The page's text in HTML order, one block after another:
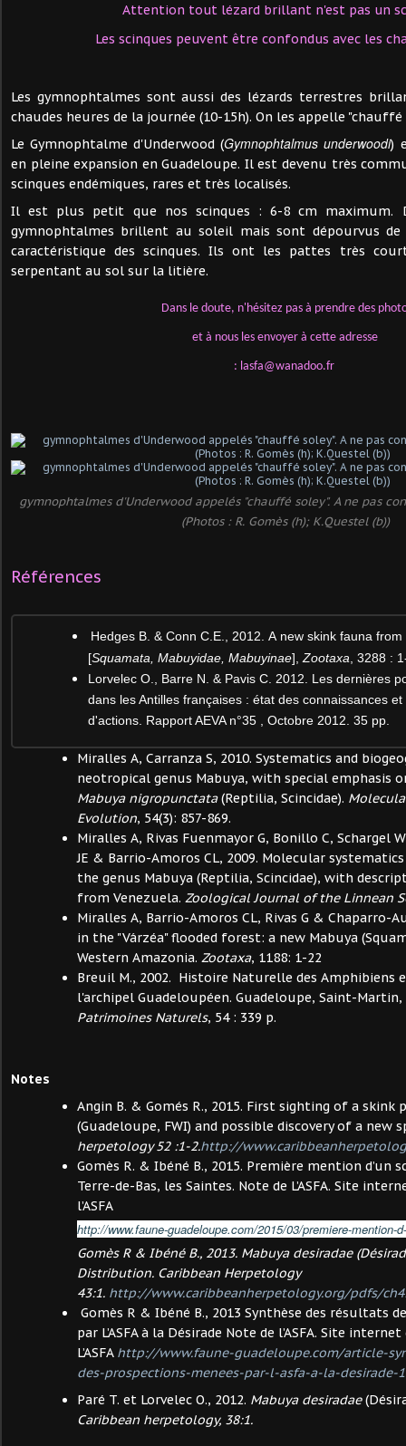
Attention tout lézard brillant n'est pas un
Les scinques peuvent être confondus avec les
Les gymnophtalmes sont aussi des lézards terrestres
chaudes heures de la journée (10-15h). On les appelle "chauffé
Le Gymnophtalme d'Underwood (Gymnophtalmus underwoodi)
en pleine expansion en Guadeloupe. Il est devenu très
scinques endémiques, rares et très localisés.
Il est plus petit que nos scinques : 6-8 cm maximum.
gymnophtalmes brillent au soleil mais sont dépourvus
caractéristique des scinques. Ils ont les pattes très
serpentant au sol sur la litière.
Dans le doute, n'hésitez pas à prendre des
et à nous les envoyer à cette adresse
: lasfa@wanadoo.fr
gymnophtalmes d'Underwood appelés "chauffé soley". A ne pas
(Photos : R. Gomès (h); K.Questel (b))
Références
Hedges B. & Conn C.E., 2012. A new skink fauna
[Squamata, Mabuyidae, Mabuyinae], Zootaxa , 3288 :
Lorvelec O., Barre N. & Pavis C. 2012. Les dernières
dans les Antilles françaises : état des connaissances
d'actions. Rapport AEVA n°35 , Octobre 2012. 35 pp.
Miralles A, Carranza S, 2010. Systematics and
neotropical genus Mabuya, with special emphasis
Mabuya nigropunctata(Reptilia, Scincidae).
Evolution, 54(3): 857-869.
Miralles A, Rivas Fuenmayor G, Bonillo C, Schargel
JE & Barrio-Amoros CL, 2009. Molecular
the genus Mabuya (Reptilia, Scincidae), with
from Venezuela. Zoological Journal of the Linnean
Miralles A, Barrio-Amoros CL, Rivas G & Chaparro-
in the "Várzéa" flooded forest: a new Mabuya
Western Amazonia. Zootaxa, 1188: 1-22
Breuil M., 2002. Histoire Naturelle des Amphibiens
l'archipel Guadeloupéen. Guadeloupe, Saint-
Patrimoines Naturels, 54 : 339 p.
Notes
Angin B. & Gomés R., 2015. First sighting of a skink
(Guadeloupe, FWI) and possible discovery of a new
herpetology 52 :1-2.http://
Gomès R. & Ibéné B., 2015. Première mention d’un
Terre-de-Bas, les Saintes. Note de L’ASFA. Site
l’ASFA
http://www.faune-guadeloupe.com/2015/03/premiere-
Gomès R & Ibéné B., 2013. Mabuya desiradae
Distribution. Caribbean Herpetology
43:1. http://www.caribbeanherpetology.org/pdfs/
Gomès R & Ibéné B., 2013 Synthèse des résultats
par L’ASFA à la Désirade Note de l’ASFA. Site internet
L’ASFA http://www.faune-guadeloupe.com/article-
des-prospections-menees-par-l-asfa-a-la-desirade-
Paré T. et Lorvelec O., 2012. Mabuya desiradae
Caribbean herpetology, 38:1.